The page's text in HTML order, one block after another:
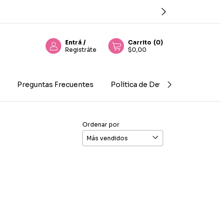
Entrá /
Registráte
Carrito (0)
$0,00
Preguntas Frecuentes Política de Devolución
Ordenar por